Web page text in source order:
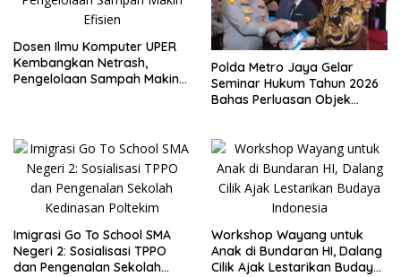
Dosen Ilmu Komputer UPER
Kembangkan Netrash,
Pengelolaan Sampah Makin
Polda Metro Jaya Gelar
Seminar Hukum Tahun 2026
Bahas Perluasan Objek
Imigrasi Go To School SMA
Negeri 2: Sosialisasi TPPO
dan Pengenalan Sekolah
Workshop Wayang untuk
Anak di Bundaran HI, Dalang
Cilik Ajak Lestarikan Budaya